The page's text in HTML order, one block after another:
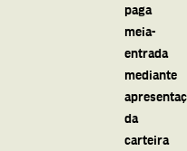
paga
meia-
entrada
mediante
da
carteira